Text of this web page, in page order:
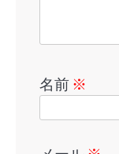
名前 ※